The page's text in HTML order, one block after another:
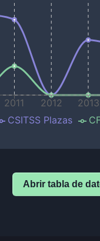
2011 2012 2013
CSITSS Plazas
Abrir tabla de